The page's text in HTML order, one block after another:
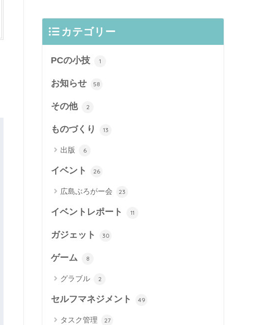
カテゴリー
PCの小技 1
お知らせ 58
その他 2
ものづくり 13
出版 6
イベント 26
広島ぶろがー会 23
イベントレポート 11
ガジェット 30
ゲーム 8
グラブル 2
セルフマネジメント 49
タスク管理 27